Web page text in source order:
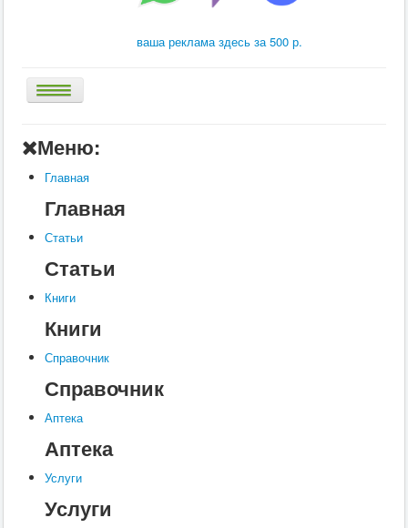
ваша реклама здесь за 500 р.
Книги
Услуги
Контакты
Шкатулки
Меню:
Главная
Главная
Статьи
Статьи
Книги
Книги
Справочник
Справочник
Аптека
Аптека
Услуги
Услуги